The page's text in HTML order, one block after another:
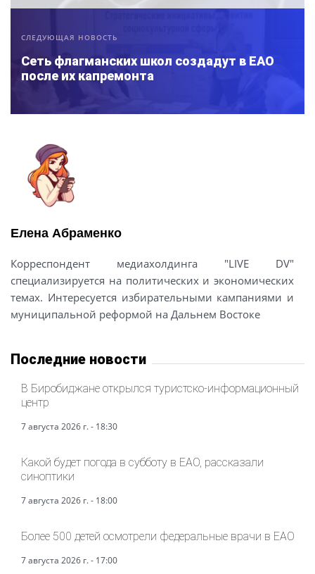
СЛЕДУЮЩАЯ НОВОСТЬ
Сеть флагманских школ создадут в ЕАО
после их капремонта
Елена Абраменко
Корреспондент медиахолдинга "LIVE DV"
специализируется на политических и экономических
темах. Интересуется избирательными кампаниями и
муниципальной реформой на Дальнем Востоке
Последние новости
В Биробиджане открылся туристско-информационный
центр
7 августа 2026 г. - 18:30
Какой будет погода в субботу в ЕАО, рассказали
синоптики
7 августа 2026 г. - 18:00
Более 500 детей осмотрели федеральные врачи в ЕАО
7 августа 2026 г. - 17:00